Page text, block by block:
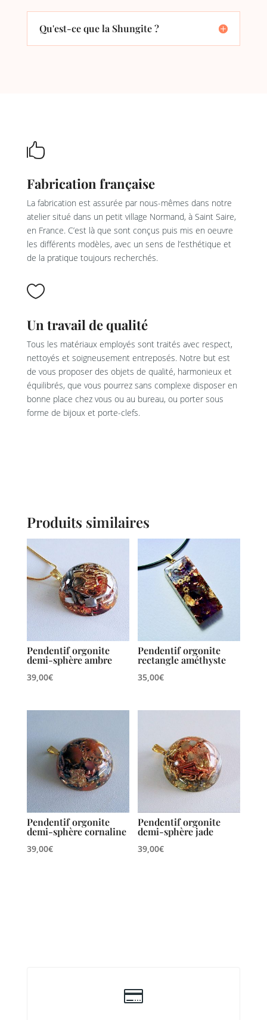
Qu'est-ce que la Shungite ?

Fabrication française
La fabrication est assurée par nous-mêmes dans notre
atelier situé dans un petit village Normand, à Saint Saire,
en France. C’est là que sont conçus puis mis en oeuvre
les différents modèles, avec un sens de l’esthétique et
de la pratique toujours recherchés.

Un travail de qualité
Tous les matériaux employés sont traités avec respect,
nettoyés et soigneusement entreposés. Notre but est
de vous proposer des objets de qualité, harmonieux et
équilibrés, que vous pourrez sans complexe disposer en
bonne place chez vous ou au bureau, ou porter sous
forme de bijoux et porte-clefs.
Produits similaires
Pendentif orgonite
demi-sphère ambre
39,00€
Pendentif orgonite
rectangle améthyste
35,00€
Pendentif orgonite
demi-sphère cornaline
39,00€
Pendentif orgonite
demi-sphère jade
39,00€
